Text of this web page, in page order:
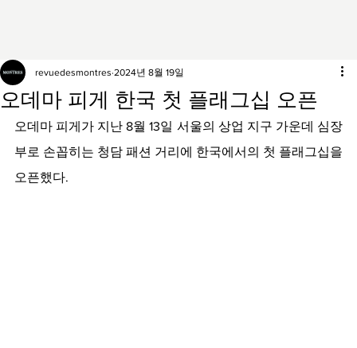
오데마 피게 한국 첫 플래그십 오픈
revuedesmontres 2024년 8월 19일
오데마 피게가 지난 8월 13일 서울의 상업 지구 가운데 심장
부로 손꼽히는 청담 패션 거리에 한국에서의 첫 플래그십을
오픈했다.